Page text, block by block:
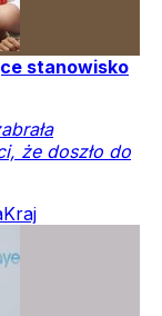
zamierza
"odrażającą